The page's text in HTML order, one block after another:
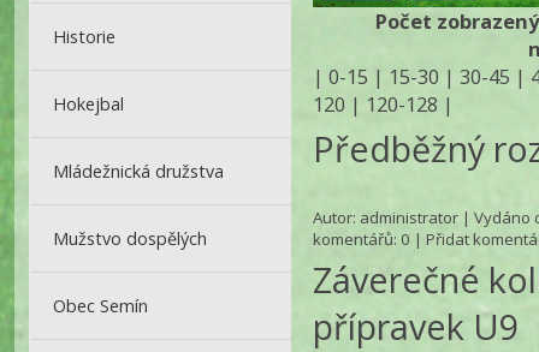
Historie
Hokejbal
Mládežnická družstva
Mužstvo dospělých
Obec Semín
Počet
| 0-15 | 15-30 | 30-45 |
120 | 120-128 |
Předběžný
Autor: administrator| Vydáno
komentářů: 0 | Přidat
Záverečné
přípravek U9